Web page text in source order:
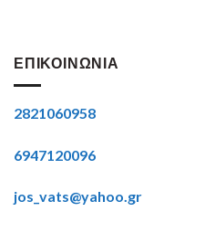
ΕΠΙΚΟΙΝΩΝΙΑ
2821060958
6947120096
jos_vats@yahoo.gr